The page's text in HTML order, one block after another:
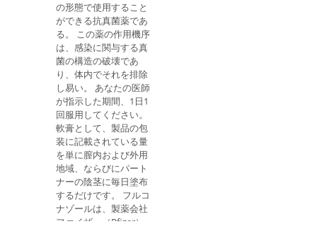
5〜15 mlを1日2回
薬剤は、精神病または
精神錯乱のような他の
精神障害の治療補助剤
として、主に行動を制
御し、不安を軽減する
ために使用される。 ど
のように動作し、どの
ように使用するか エス
シタロプラムは選択的
セロトニン再取り込み
阻害剤であり、低濃度
の神経伝達物質、特に
セロトニンが疾患の症
状の原因であることを
矯正することによって
脳に直接作用する。 一
般に、出血は、経口的
の形態で使用すること
ができる抗真菌薬であ
る。 この薬の作用機序
は、感染に関与する真
菌の構造の破壊であ
り、体内でそれを排除
し易い。 あなたの医師
が指示した期間、1日1
回服用してください。
軟膏として、製品の包
装に記載されている量
を単に膣内および外用
地域、ならびにパート
ナーの陰茎に毎日塗布
するだけです。 フルコ
ナゾールは、製薬会社
ファイザー（Pfizer）